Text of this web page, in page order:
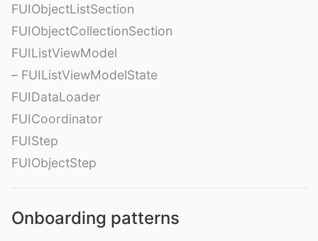
FUIObjectListSection
FUIObjectCollectionSection
FUIListViewModel
– FUIListViewModelState
FUIDataLoader
FUICoordinator
FUIStep
FUIObjectStep
Onboarding patterns